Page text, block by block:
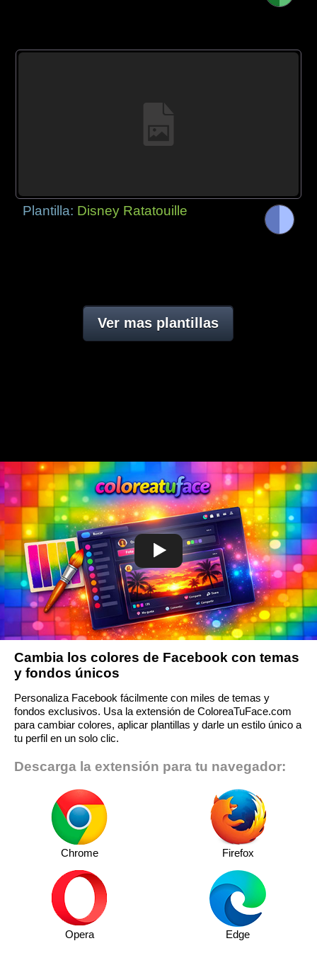
Plantilla: Disney Ratatouille
Ver mas plantillas
Cambia los colores de Facebook con temas
y fondos únicos
Personaliza Facebook fácilmente con miles de temas y
fondos exclusivos. Usa la extensión de ColoreaTuFace.com
para cambiar colores, aplicar plantillas y darle un estilo único a
tu perfil en un solo clic.
Descarga la extensión para tu navegador:
Chrome Firefox
Opera Edge